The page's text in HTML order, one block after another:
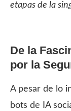
etapas de la
De la
por la
A pesar de lo
bots de IA